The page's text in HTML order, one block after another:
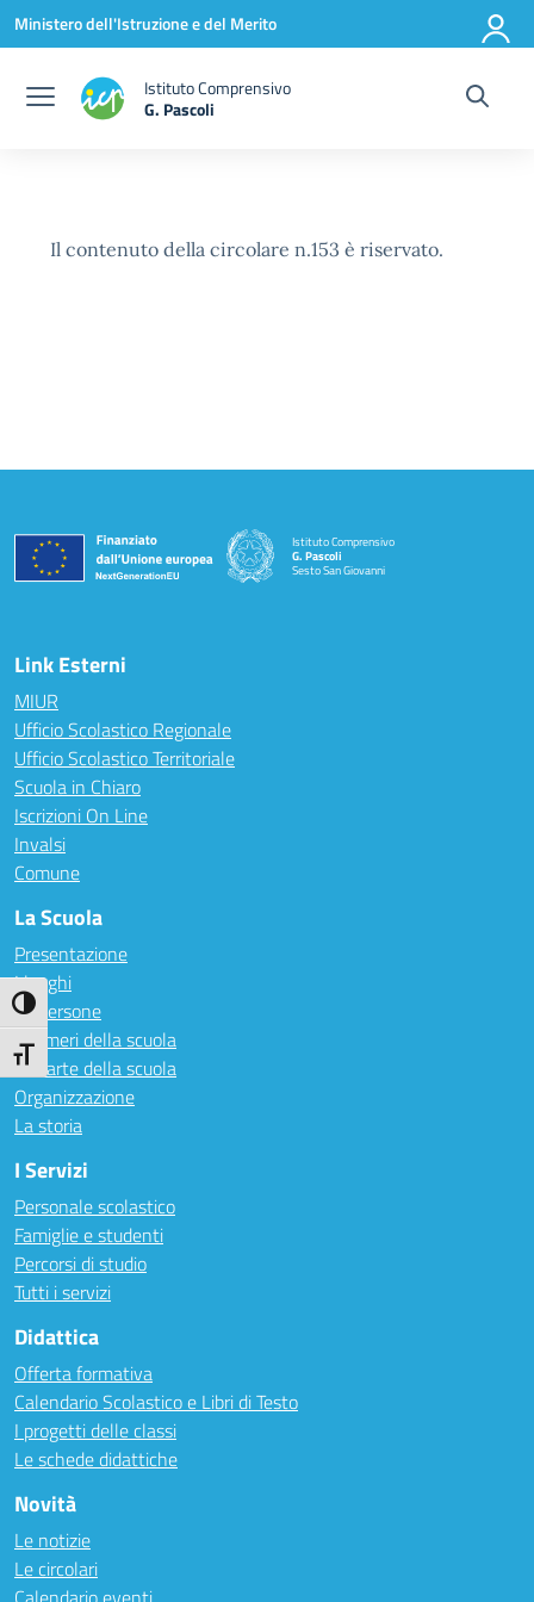
Attiva/disattiva alto contrasto
Attiva/disattiva dimensione testo
Vai ai contenuti
Vai al menu di navigazione
Vai al footer
Ministero dell'Istruzione e del Merito
Istituto Comprensivo
G. Pascoli
Il contenuto della circolare n.153 è riservato.
Istituto Comprensivo
G. Pascoli
Sesto San Giovanni
Link Esterni
MIUR
Ufficio Scolastico Regionale
Ufficio Scolastico Territoriale
Scuola in Chiaro
Iscrizioni On Line
Invalsi
Comune
La Scuola
Presentazione
I luoghi
Le persone
I numeri della scuola
Le carte della scuola
Organizzazione
La storia
I Servizi
Personale scolastico
Famiglie e studenti
Percorsi di studio
Tutti i servizi
Didattica
Offerta formativa
Calendario Scolastico e Libri di Testo
I progetti delle classi
Le schede didattiche
Novità
Le notizie
Le circolari